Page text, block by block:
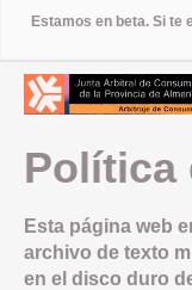
Estamos en beta. Si te
Política
Esta página web
archivo de texto
en el disco duro